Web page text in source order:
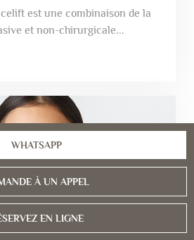
est une combinaison de la
et non-chirurgicale...
WHATSAPP
À UN APPEL
EN LIGNE